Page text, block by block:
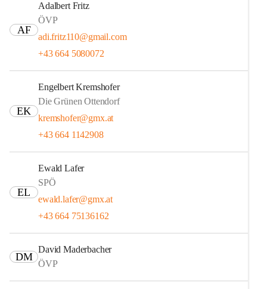
AF
Adalbert Fritz
ÖVP
adi.fritz110@gmail.com
+43 664 5080072
EK
Engelbert Kremshofer
Die Grünen Ottendorf
kremshofer@gmx.at
+43 664 1142908
EL
Ewald Lafer
SPÖ
ewald.lafer@gmx.at
+43 664 75136162
DM
David Maderbacher
ÖVP